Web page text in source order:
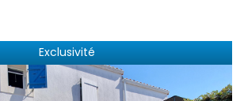
Exclusivité